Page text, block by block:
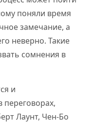
поняли время
замечание, а
неверно. Такие
сомнения в
и
переговорах,
Лаунт, Чен-Бо